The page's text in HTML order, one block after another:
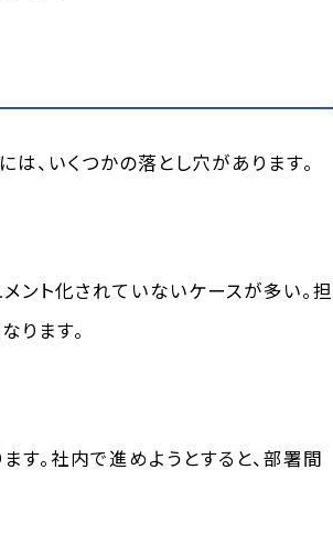
、いくつかの落とし穴があります。
ント化されていないケースが多い。担
ります。
。社内で進めようとすると、部署間